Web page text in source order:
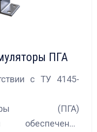
ПГА
с ТУ 4145-
(ПГА)
обеспечения